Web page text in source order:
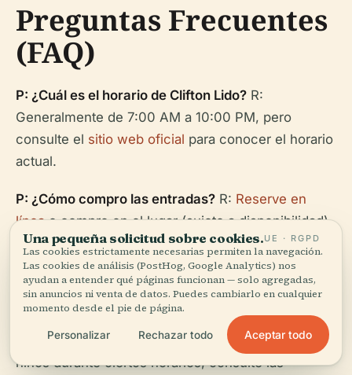
Preguntas Frecuentes
(FAQ)
P: ¿Cuál es el horario de Clifton Lido? R:
Generalmente de 7:00 AM a 10:00 PM, pero
consulte el sitio web oficial para conocer el horario
actual.
P: ¿Cómo compro las entradas? R: Reserve en
líneao compre en el lugar (sujeto a disponibilidad).
P: ¿Es Clifton Lido accesible?R: Acceso sin
escalones a las áreas principales; vestuarios
accesibles; asistencia a petición.
P: ¿Se permiten niños?R: Se permite la entrada de
niños durante ciertos horarios; consulte las
Una pequeña solicitud sobre cookies.UE · RGPD
Las cookies estrictamente necesarias permiten la navegación.
Las cookies de análisis (PostHog, Google Analytics) nos
ayudan a entender qué páginas funcionan — solo agregadas,
sin anuncios ni venta de datos. Puedes cambiarlo en cualquier
momento desde el pie de página.
Personalizar Rechazar todo Aceptar todo